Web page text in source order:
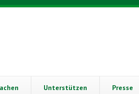
Unterstützen Presse